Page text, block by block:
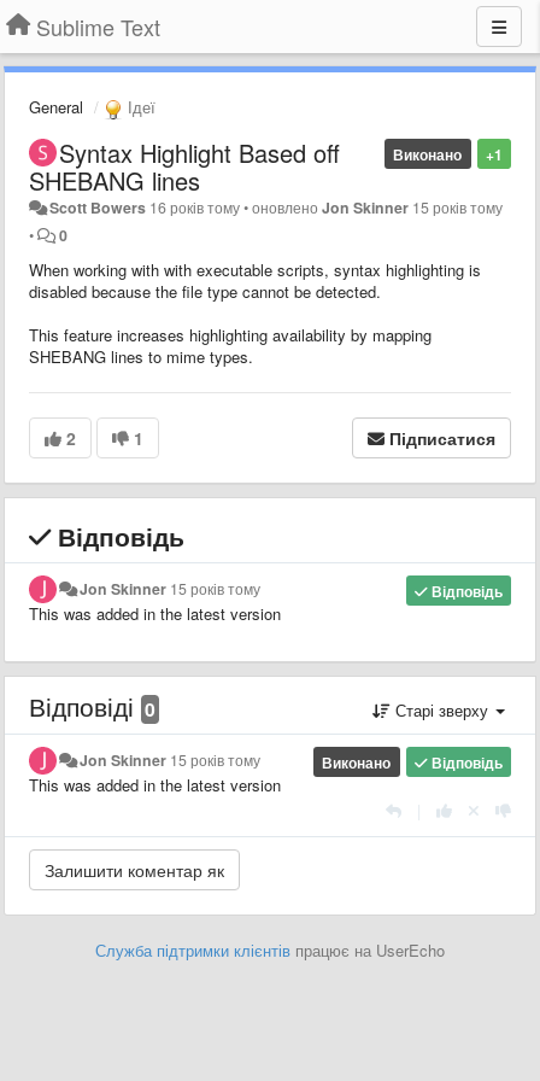
Sublime Text
General Ідеї
+1
Виконано
Syntax Highlight Based off
SHEBANG lines
Scott Bowers 16 років тому•оновленоJon Skinner 15 років тому
•
0
When working with with executable scripts, syntax highlighting is
disabled because the file type cannot be detected.
This feature increases highlighting availability by mapping
SHEBANG lines to mime types.
2 1 Підписатися
Відповідь
Відповідь
Jon Skinner 15 років тому
This was added in the latest version
Відповіді 0 Старі зверху
Відповідь
Виконано
Jon Skinner 15 років тому
This was added in the latest version
Служба підтримки клієнтів працює на UserEcho